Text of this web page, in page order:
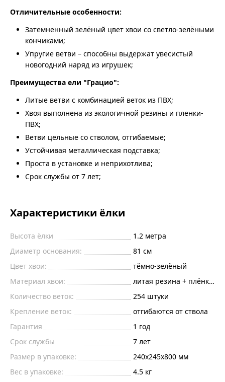
Отличительные особенности:
Затемненный зелёный цвет хвои со светло-зелёными
кончиками;
Упругие ветви – способны выдержат увесистый
новогодний наряд из игрушек;
Преимущества ели "Грацио":
Литые ветви с комбинацией веток из ПВХ;
Хвоя выполнена из экологичной резины и пленки-
ПВХ;
Ветви цельные со стволом, отгибаемые;
Устойчивая металлическая подставка;
Проста в установке и неприхотлива;
Срок службы от 7 лет;
Характеристики ёлки
Высота ёлки 1.2 метра
Диаметр основания:
81 см
Цвет хвои:
тёмно-зелёный
Материал хвои:
литая резина + плёнка
Количество веток:
254 штуки
Крепление веток:
отгибаются от ствола
Гарантия
1 год
Срок службы
7 лет
Размер в упаковке:
240х245х800 мм
Вес в упаковке:
4.5 кг